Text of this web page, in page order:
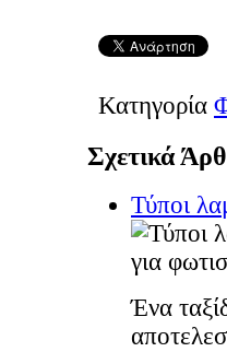
Κατηγορία
Σχετικά
Τύποι
Ένα